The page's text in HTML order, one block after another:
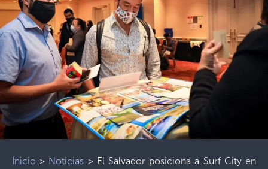
Inicio > Noticias > El Salvador posiciona a Surf City en